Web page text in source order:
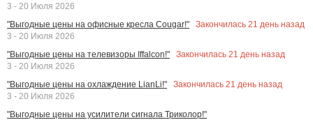
3 - 20 Июля 2026
"Выгодные цены на офисные кресла Cougar!"
Закончилась 21 день назад
3 - 20 Июля 2026
"Выгодные цены на телевизоры Iffalcon!"
Закончилась 21 день назад
3 - 20 Июля 2026
"Выгодные цены на охлаждение LianLi!"
Закончилась 21 день назад
3 - 20 Июля 2026
"Выгодные цены на усилители сигнала Триколор!"